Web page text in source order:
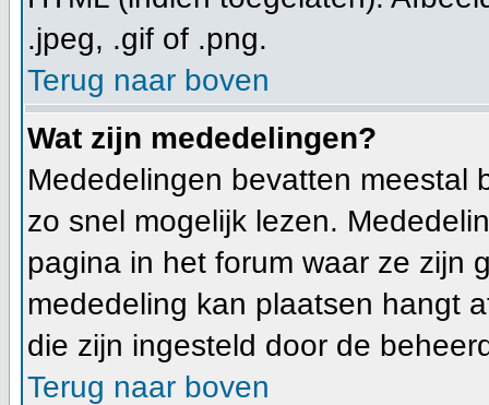
.jpeg, .gif of .png.
Terug naar boven
Wat zijn mededelingen?
Mededelingen bevatten meestal
zo snel mogelijk lezen.
pagina in het forum waar ze zijn
mededeling kan plaatsen hangt
die zijn ingesteld door de
Terug naar boven